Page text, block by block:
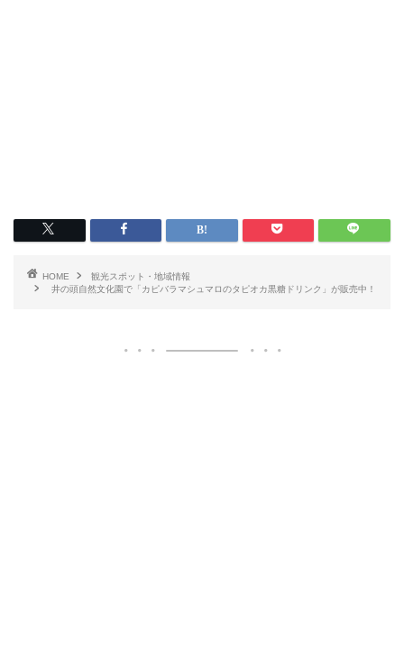
HOME
観光スポット・地域情報
井の頭自然文化園で「カピバラマシュマロのタピオカ黒糖ドリンク」が販売中！